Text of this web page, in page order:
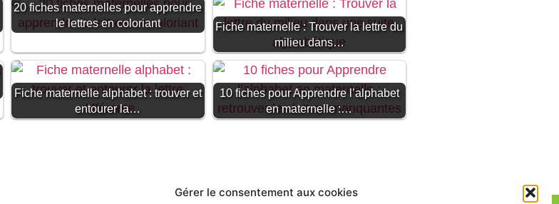
Gérer le consentement aux cookies
20 fiches maternelles pour apprendre
le lettres en coloriant
Fiche maternelle : Trouver la lettre du
milieu dans…
Fiche maternelle alphabet : trouver et
entourer la…
10 fiches pour Apprendre l’alphabet
en maternelle :…